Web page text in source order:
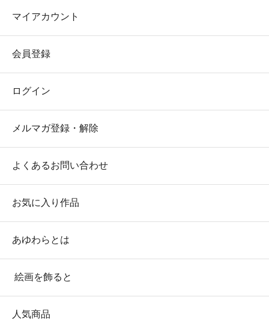
マイアカウント
会員登録
ログイン
メルマガ登録・解除
よくあるお問い合わせ
お気に入り作品
あゆわらとは
絵画を飾ると
人気商品